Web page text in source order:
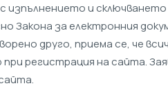
и сключването
Закона за електронния
друго, приема се, че
регистрация на сайта.